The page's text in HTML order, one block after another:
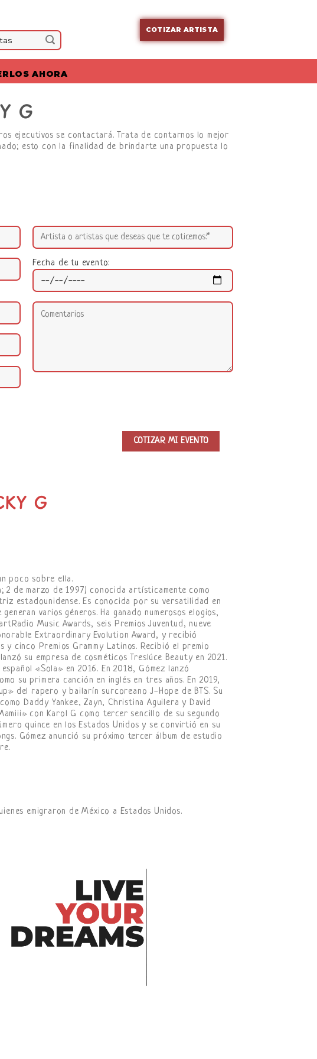
COTIZAR ARTISTA
AHORA
G
ejecutivos se contactará. Trata de contarnos lo mejor
esto con la finalidad de brindarte una propuesta lo
Fecha de tu evento:
G
poco sobre ella.
2 de marzo de 1997) conocida artísticamente como
estadounidense. Es conocida por su versatilidad en
varios géneros. Ha ganado numerosos elogios,
Music Awards, seis Premios Juventud, nueve
Extraordinary Evolution Award, y recibió
y cinco Premios Grammy Latinos. Recibió el premio
su empresa de cosméticos Treslúce Beauty en 2021.
«Sola» en 2016. En 2018, Gómez lanzó
su primera canción en inglés en tres años. En 2019,
del rapero y bailarín surcoreano J-Hope de BTS. Su
Daddy Yankee, Zayn, Christina Aguilera y David
con Karol G como tercer sencillo de su segundo
quince en los Estados Unidos y se convirtió en su
Gómez anunció su próximo tercer álbum de estudio
emigraron de México a Estados Unidos.